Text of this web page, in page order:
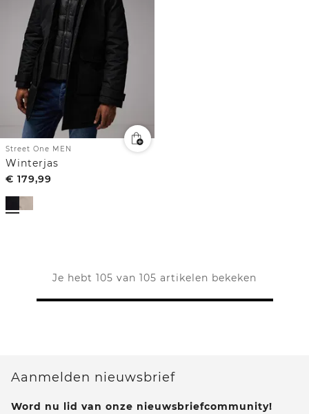
Street One MEN
Winterjas
€ 179,99
Je hebt 105 van 105 artikelen bekeken
Aanmelden nieuwsbrief
Word nu lid van onze nieuwsbriefcommunity!